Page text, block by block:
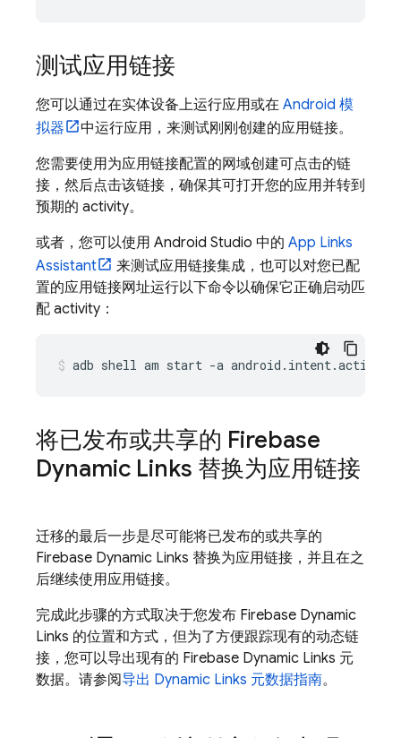
测试应用链接
您可以通过在实体设备上运行应用或在 Android 模
拟器
中运行应用，来测试刚刚创建的应用链接。
您需要使用为应用链接配置的网域创建可点击的链
接，然后点击该链接，确保其可打开您的应用并转到
预期的 activity。
或者，您可以使用 Android Studio 中的 App Links
Assistant
来测试应用链接集成，也可以对您已配
置的应用链接网址运行以下命令以确保它正确启动匹
配 activity：
adb shell am start -a
将已发布或共享的 Firebase
Dynamic Links 替换为应用链接
迁移的最后一步是尽可能将已发布的或共享的
Firebase Dynamic Links 替换为应用链接，并且在之
后继续使用应用链接。
完成此步骤的方式取决于您发布 Firebase Dynamic
Links 的位置和方式，但为了方便跟踪现有的动态链
接，您可以导出现有的 Firebase Dynamic Links 元
数据。请参阅导出 Dynamic Links 元数据指南。